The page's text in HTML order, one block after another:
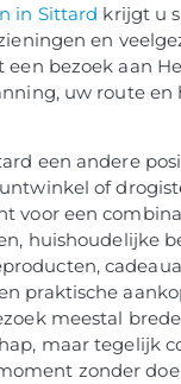
in Sittard krijgt u
en
een bezoek aan
uw route en
een andere
of
voor een
huishoudelijke
praktische
meestal
maar tegelijk
zonder